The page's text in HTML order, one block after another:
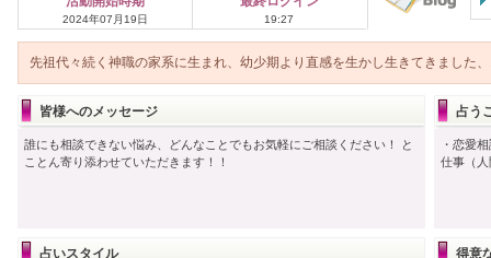
2024年07月19日 19:27
先祖代々続く神職の家系に生まれ、幼少期より直感を生かし生きてきました
皆様へのメッセージ
誰にも相談できない悩み、どんなことでもお気軽にご相談ください！ と
ことん寄り添わせていただきます！！
占う
・恋愛
仕事（
占いスタイル 得意